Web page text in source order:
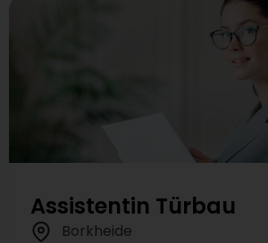
Assistentin Türbau
Borkheide